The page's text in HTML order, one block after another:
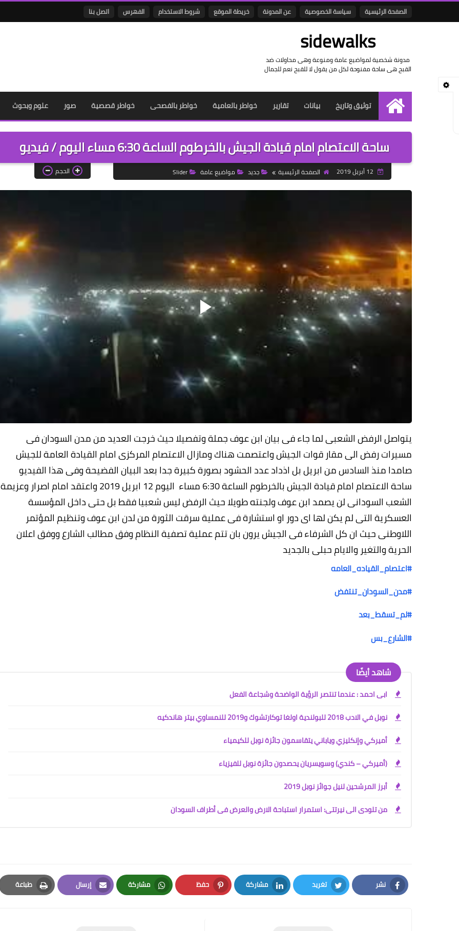
الصفحة الرئيسية سياسة الخصوصية عن المدونة خريطة الموقع شروط الاستخدام الفهرس اتصل بنا
sidewalks
مدونة شخصية لمواضيع عامة ومنوعة وهى محاولات ضد
القبح هى ساحة مفنوحة لكل من يقول لا للقبح نعم للجمال
الرئيسية
توثيق وتاريخ بيانات تقارير خواطر بالعامية خواطر بالفصحى خواطر قصصية صور علوم وبحوث
ساحة الاعتصام امام قيادة الجيش بالخرطوم الساعة 6:30 مساء اليوم / فيديو
الصفحة الرئيسية جديد مواضيع عامة Slider الحجم
يتواصل الرفض الشعبى لما جاء فى بيان ابن عوف جملة وتفصيلا حيث خرجت العديد من مدن السودان فى
مسيرات رفض الى مقار قوات الجيش واعتصمت هناك ومازال الاعتصام المركزى امام القيادة العامة للجيش
صامدا منذ السادس من ابريل بل اذداد عدد الحشود بصورة كبيرة جدا بعد البيان الفضيحة وفى هذا الفيديو
ساحة الاعتصام امام قيادة الجيش بالخرطوم الساعة 6:30 مساء اليوم 12 ابريل 2019 واعتقد امام اصرار وعزيمة
الشعب السودانى لن يصمد ابن عوف ولجنته طويلا حيث الرفض ليس شعبيا فقط بل حتى داخل المؤسسة
العسكرية التى لم يكن لها اى دور او استشارة فى عملية سرقت الثورة من لدن ابن عوف وتنظيم المؤتمر
اللاوطنى حيث ان كل الشرفاء فى الجيش يرون بان تتم عملية تصفية النظام وفق مطالب الشارع ووفق اعلان
الحرية والتغير والايام حبلى بالجديد
#اعتصام_القياده_العامه
#مدن_السودان_تنتفض
#لم_تسقط_بعد
#الشارع_بس
شاهد أيضًا
ابى احمد : عندما تنتصر الرؤية الواضحة وشجاعة الفعل
نوبل في الادب 2018 للبولندية اولغا توكارتشوك و2019 للنمساوي بيتر هاندكيه
أميركي وإنكليزي وياباني يتقاسمون جائزة نوبل للكيمياء
(أميركي – كندي) وسويسريان يحصدون جائزة نوبل للفيزياء
أبرز المرشحين لنيل جوائز نوبل 2019
من تلودى الى نيرتتى: استمرار استباحة الارض والعرض فى أطراف السودان
نشر
Facebook
تغريد
Twitter
مشاركة
LinkedIn
حفظ
Pinterest
مشاركة
Whatsapp
إرسال
Email
طباعة
Print